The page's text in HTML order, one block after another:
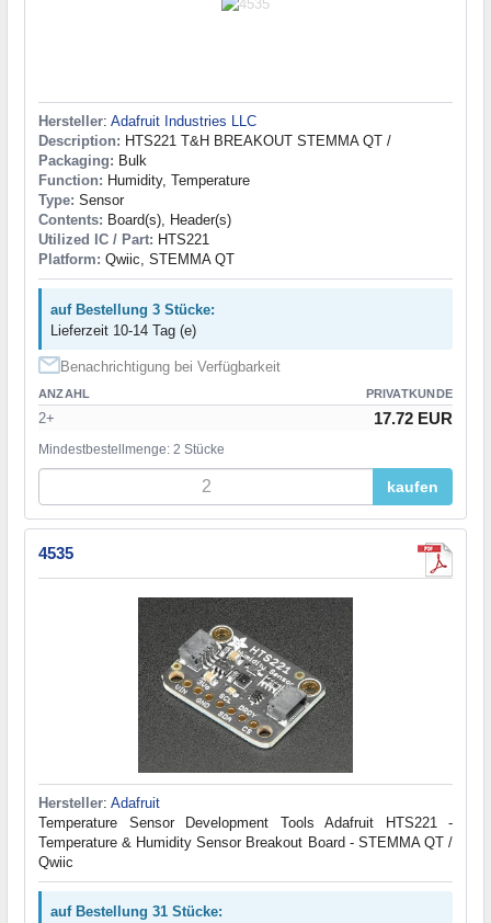
Hersteller: Adafruit Industries LLC
Description: HTS221 T&H BREAKOUT STEMMA QT /
Packaging: Bulk
Function: Humidity, Temperature
Type: Sensor
Contents: Board(s), Header(s)
Utilized IC / Part: HTS221
Platform: Qwiic, STEMMA QT
auf Bestellung 3 Stücke:
Lieferzeit 10-14 Tag (e)
Benachrichtigung bei Verfügbarkeit
ANZAHL PRIVATKUNDE
2+ 17.72 EUR
Mindestbestellmenge: 2 Stücke
kaufen
4535
Hersteller: Adafruit
Temperature Sensor Development Tools Adafruit HTS221 -
Temperature & Humidity Sensor Breakout Board - STEMMA QT /
Qwiic
auf Bestellung 31 Stücke: